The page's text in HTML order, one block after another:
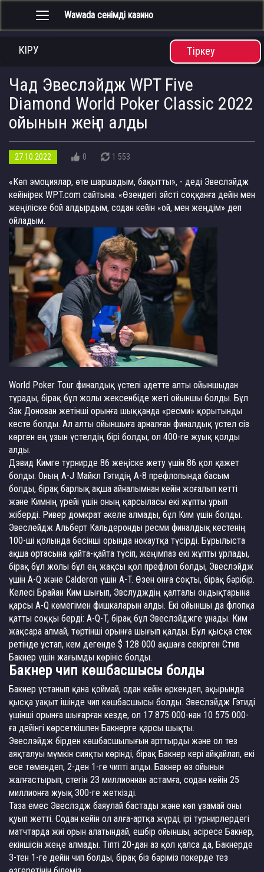
Toggle Wawada сенімді казино
КІРУ Тіркеу
Чад Эвеслэйдж WPT Five
Diamond World Poker Classic 2022
ойынын жеңіп алды
27.10.2022 0 1 553
«Көп эмоциялар, өте шаршадым, бақытты», - деді Эвеслэйдж
кейінірек WPT.com сайтына. «Өзендегі эйсті соққанға дейін мен
жеңіліске бой алдырдым, содан кейін «ой, мен жеңдім» деп
ойладым.
World Poker Tour финалдық үстелі әдетте алты ойыншыдан
тұрады, бірақ бұл жолы жексенбіде жеті ойыншы болды. Бұл
Зак Донован жетінші орынға шыққанда «ресми» қорытынды
кесте болды. Ал алты ойыншыға арналған финалдық үстел сіз
көрген ең ұзын үстелдің бірі болды, ол 400-ге жуық қолды
алды.
Дэвид Кимге турнирде 86 жеңіске жету үшін 86 қол қажет
болды. Оның A-J Майкл Гэтидің A-8 префлопында басым
болды, бірақ барлық ақша айналымнан кейін жоғалып кетті
және Кимнің үрейі үшін оның қарсыласы екі жұпты ұрып
жіберді. Ривер домкрат әкеле алмады, бұл Ким үшін болды.
Эвеслейдж Альберт Кальдеронды ресми финалдық кестенің
100-ші қолында бесінші орында нокаутқа түсірді. Бұрылыста
ақша ортасына қайта-қайта түсіп, жеңімпаз екі жұпты ұрлады,
бірақ бұл жолы бұл ең жақсы қол префлоп болды, Эвеслэйдж
үшін A-Q және Calderon үшін A-T. Өзен онға соқты, бірақ бәрібір.
Келесі Брайан Ким шығып, Эвслудждің қалталы ондықтарына
қарсы A-Q көмегімен фишкаларын алды. Екі ойыншы да флопқа
қатты соққы берді: A-Q-T, бірақ бұл Эвеслэйджге ұнады. Ким
жақсара алмай, төртінші орынға шығып қалды. Бұл қысқа стек
ретінде ұстап, кем дегенде $ 128 000 ақшаға секірген Стив
Бакнер үшін жағымды көрініс болды.
Бакнер чип көшбасшысы болды
Бакнер ұстанып қана қоймай, одан кейін өркендеп, ақырында
қысқа уақыт ішінде чип көшбасшысы болды. Эвеслэйдж Гэтиді
үшінші орынға шығарған кезде, ол 17 875 000-нан 10 575 000-
ға дейінгі көрсеткішпен Бакнерге қарсы шықты.
Эвеслэйдж бірден көшбасшылығын арттырды және ол тез
аяқталуы мүмкін сияқты көрінді, бірақ Бакнер кері айқайлап, екі
есе төмендеп, 2-ден 1-ге чипті алды. Бакнер өз ойынын
жалғастырып, стегін 23 миллионнан астамға, содан кейін 25
миллионға жуық 300-ге жеткізді.
Таза емес Эвеслэдж баяулай бастады және көп ұзамай оны
қуып жетті. Содан кейін ол алға-артқа жүрді, ірі турнирлердегі
матчтарда жиі орын алатындай, ешбір ойыншы, әсіресе Бакнер,
екіншісін жеңе алмады. Тіпті 20-дан аз қол қалса да, Бакнерде
3-тен 1-ге дейін чип болды, бірақ біз бәріміз покерде тез